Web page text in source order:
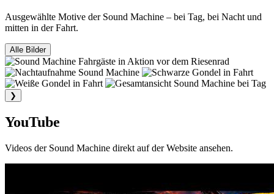
Ausgewählte Motive der Sound Machine – bei Tag, bei Nacht und
mitten in der Fahrt.
Alle Bilder
❯
YouTube
Videos der Sound Machine direkt auf der Website ansehen.